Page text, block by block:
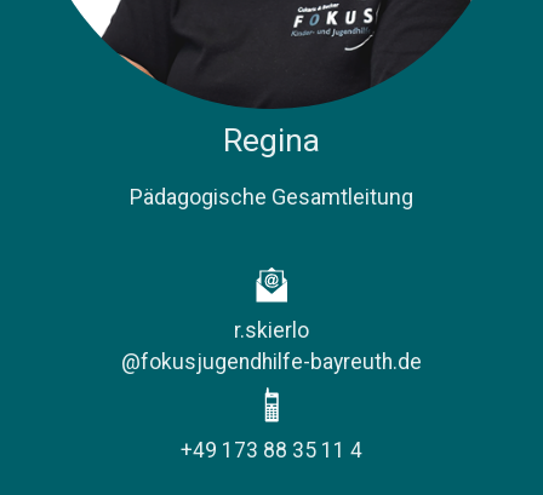
Regina
​Pädagogische Gesamtleitung
r.skierlo
@fokusjugendhilfe-bayreuth.de
+49 173 88 35 11 4